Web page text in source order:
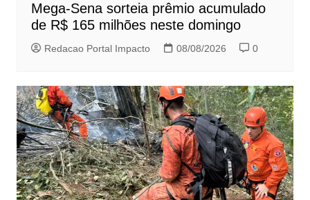
Mega-Sena sorteia prêmio acumulado
de R$ 165 milhões neste domingo
Redacao Portal Impacto 08/08/2026 0